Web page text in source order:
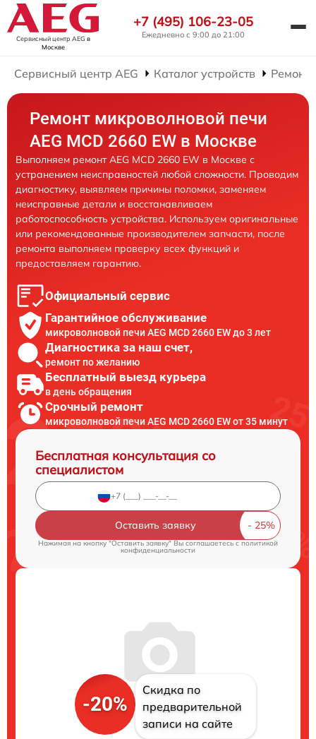
Сервисный центр AEG в
Москве
+7 (495) 106-23-05
Ежедневно с 9:00 до 21:00
Сервисный центр AEG Каталог устройств Ремонт
Ремонт микроволновой печи
AEG MCD 2660 EW в Москве
Выполняем ремонт AEG MCD 2660 EW в Москве с
устранением неисправностей любой сложности. Проводим
диагностику, выявляем причины поломки, заменяем
неисправные детали и восстанавливаем
работоспособность устройства. Используем оригинальные
или рекомендованные производителем запчасти, после
ремонта выполняем проверку всех функций и
предоставляем гарантию.
Официальный сервис
Гарантийное обслуживание
микроволновой печи AEG MCD 2660 EW до 3 лет
Диагностика за наш счет,
ремонт по желанию
Бесплатный выезд курьера
в день обращения
Срочный ремонт
микроволновой печи AEG MCD 2660 EW от 35 минут
Бесплатная консультация со
специалистом
Оставить заявку
Нажимая на кнопку "Оставить заявку" Вы соглашаетесь cполитикой
конфиденциальности
-20%
Скидка по
предварительной
записи на сайте